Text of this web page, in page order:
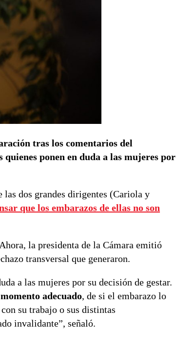
tras los comentarios del
ponen en duda a las mujeres por
las dos grandes dirigentes (Cariola y
que los embarazos de ellas no son
la presidenta de la Cámara emitió
transversal que generaron.
a las mujeres por su decisión de gestar.
adecuado, de si el embarazo lo
su trabajo o sus distintas
invalidante”, señaló.